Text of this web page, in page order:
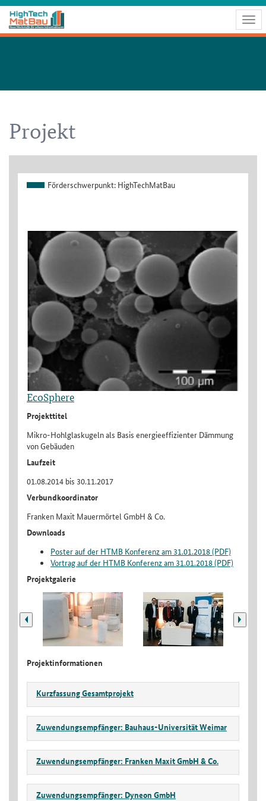
Projekt
Förderschwerpunkt: HighTechMatBau
EcoSphere
Projekttitel
Mikro-Hohlglaskugeln als Basis energieeffizienter Dämmung
von Gebäuden
Laufzeit
01.08.2014 bis 30.11.2017
Verbundkoordinator
Franken Maxit Mauermörtel GmbH & Co.
Downloads
Poster auf der HTMB Konferenz am 31.01.2018 (PDF)
Vortrag auf der HTMB Konferenz am 31.01.2018 (PDF)
Projektgalerie
Projektinformationen
Kurzfassung Gesamtprojekt
Zuwendungsempfänger: Bauhaus-Universität Weimar
Zuwendungsempfänger: Franken Maxit GmbH & Co.
Zuwendungsempfänger: Dyneon GmbH